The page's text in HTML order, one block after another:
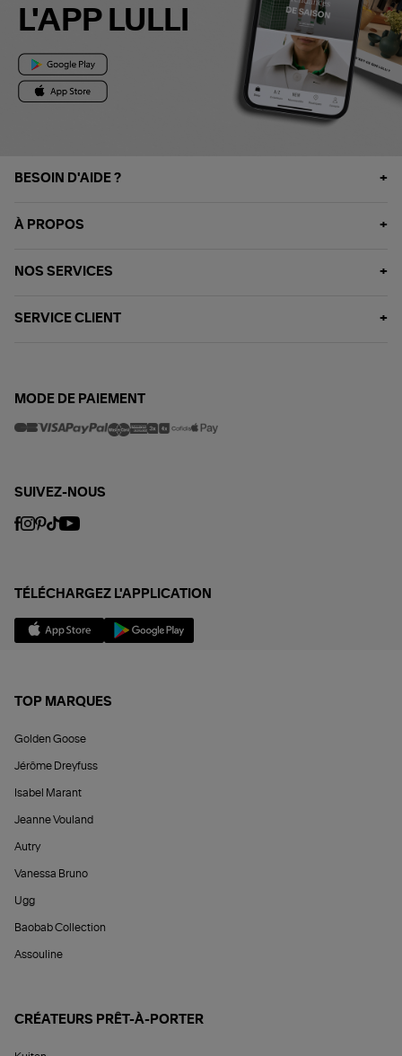
L'APP LULLI
BESOIN D'AIDE ?
À PROPOS
NOS SERVICES
SERVICE CLIENT
MODE DE PAIEMENT
SUIVEZ-NOUS
TÉLÉCHARGEZ L'APPLICATION
TOP MARQUES
Golden Goose
Jérôme Dreyfuss
Isabel Marant
Jeanne Vouland
Autry
Vanessa Bruno
Ugg
Baobab Collection
Assouline
CRÉATEURS PRÊT-À-PORTER